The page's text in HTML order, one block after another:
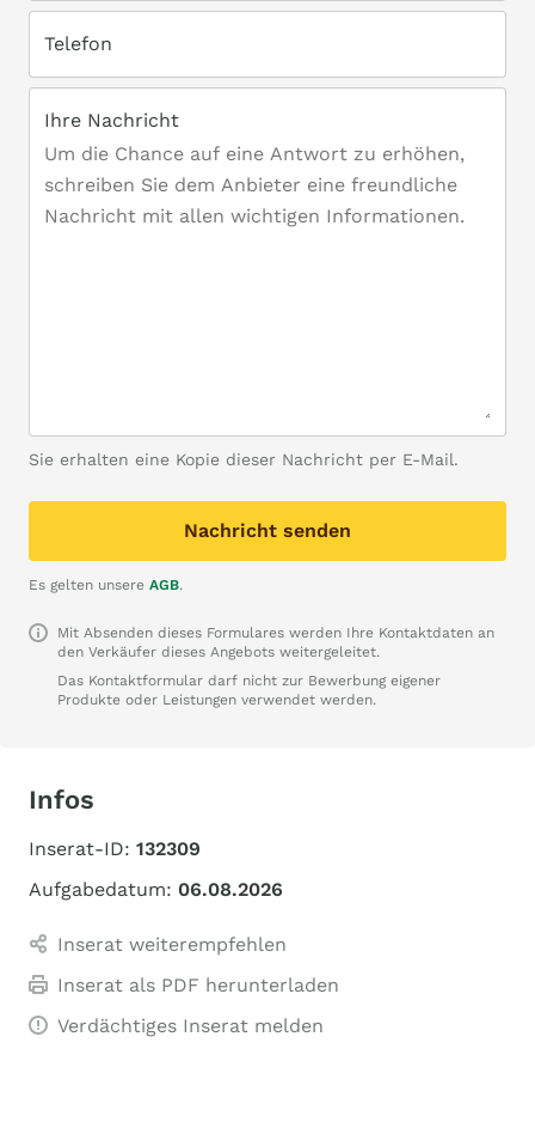
Telefon
Ihre Nachricht
Sie erhalten eine Kopie dieser Nachricht per E-Mail.
Nachricht senden
Es gelten unsere AGB.
Mit Absenden dieses Formulares werden Ihre Kontaktdaten an
den Verkäufer dieses Angebots weitergeleitet.
Das Kontaktformular darf nicht zur Bewerbung eigener
Produkte oder Leistungen verwendet werden.
Infos
Inserat-ID: 132309
Aufgabedatum: 06.08.2026
Inserat weiterempfehlen
Inserat als PDF herunterladen
Verdächtiges Inserat melden